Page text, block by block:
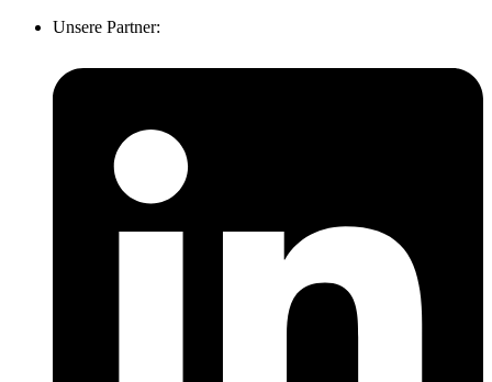
Unsere Partner: